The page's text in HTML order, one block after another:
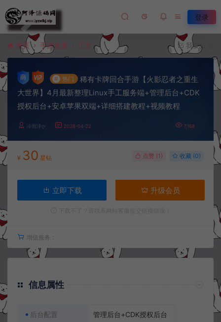
登录
首页 手游资源 正文 我要投稿
# 热门
稀有卡牌回合手游【火影忍者之重生
大世界】4月最新整理Linux手工服务端+管理后台+CDK
授权后台+安卓苹果双端+详细搭建教程+视频教程
冷雨泽ღ 2026-04-22 7,168
¥ 30 星钻 点赞 (1 ) 收藏 (0)
立即下载 升级会员
增值服务：
信息属性
后台配置 管理后台+CDK授权后台